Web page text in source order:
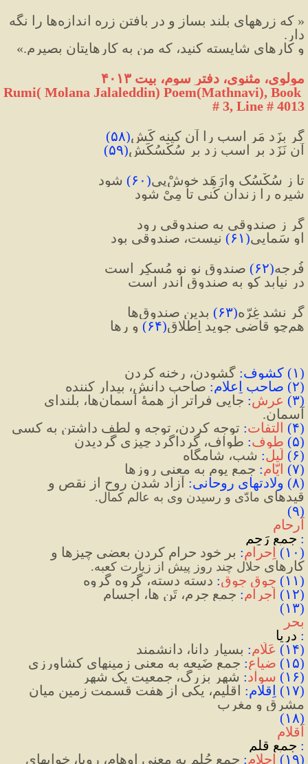
دار.
و كارهاى شايسته كنيد، كه من به كارهايتان بصيرم.»
مولوی، مثنوی، دفتر سوم، بیت ۴۰۱۳
Rumi( Molana Jalaleddin) Poem(Mathnavi), Book
# 3, Line # 4013
گر بِزَد مَر اسب را آن کینه کَش(۵۸)
آن نَزَد بر اسب زد بر سُکْسُکَش(۵۹)
تا زِ سُکْسُک وارَهَد خوشْ‌پِی
(۶۰) شود
شیره را زندان کُنی تا مِیْ شود
گر ز صندوقی به صندوقی رود
او سَمایی(۶۱) نیست، صندوقی بود
فُرجه(۶۲) صندوق نو نو مُسکِر است
در نیابد کو به صندوق اندر است
گر نشد غِرّه(۶۳) بدین صندوق‌ها
هم‌چو قاضی جوید اِطلاق
(۶۴) و رها
(۱) کشوف: گشودن، رخنه کردن
(۲) صاحبِ اِعلام: صاحب دانش، بیدار کننده
(۳) عرش:
آسمان.
(۴) التفات: توجه کردن، توجه و لطف داشتن به کسی
(۵) طوف: طواف، گرداگرد چیزی گردیدن
(۶) لَیل: شب، شامگاه
(۷) ایّام: جمعِ یوم به معنی روزها
(۸) ولادتهای روحانی:
قیدهای مادّی و رسیدن وی به عالمِ کمال.
(۹)
اَرحام
: جمع رَحِم
(۱۰) اِحرام:
کارهای حلال چند روز پیش از زیارت کعبه.
(۱۱) جوق جوق: دسته دسته، گروه گروه
(۱۲) اَجرام: جمعِ جِرم، تَن ها، اجسام
(۱۳)
بحر
: دریا
(۱۴) عَلّام: بسیار دانا، دانشمند
(۱۵) ضیاع: جمعِ ضَیعه به معنی زمینهای کشاورزی
(۱۶) سواد: شهر بزرگ، جمعیت یک شهر
(۱۷) اِقلام:
مشرق و مغرب
(۱۸)
اَقلام
: جمعِ قلم
(۱۹) احلام: